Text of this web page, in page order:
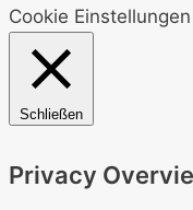
Cookie Einstellungen
Schließen
Privacy